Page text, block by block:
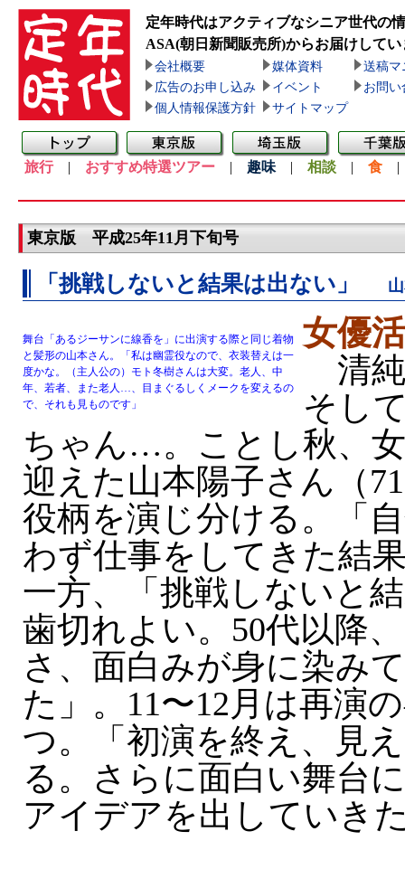
定年時代はアクティブなシニア世代の
ASA(朝日新聞販売所)からお届けしてい
会社概要 媒体資料
送稿マ
広告のお申し込み
イベント
お問い
個人情報保護方針
サイトマップ
旅行| おすすめ特選ツアー | 趣味 | 相談 | 食
東京版 平成25年11月下旬号
「挑戦しないと結果は出ない」
舞台「あるジーサンに線香を」に出演する際と同じ着物
と髪形の山本さん。「私は幽霊役なので、衣装替えは一
度かな。（主人公の）モト冬樹さんは大変。老人、中
年、若者、また老人…、目まぐるしくメークを変えるの
で、それも見ものです」
女優
清純
そし
ちゃん…。ことし秋、
迎えた山本陽子さん（
役柄を演じ分ける。「
わず仕事をしてきた結
一方、「挑戦しないと
歯切れよい。50代以降
さ、面白みが身に染み
た」。11〜12月は再演
つ。「初演を終え、見
る。さらに面白い舞台
アイデアを出していき